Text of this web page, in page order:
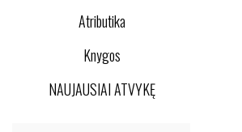
Atributika
Knygos
NAUJAUSIAI ATVYKĘ